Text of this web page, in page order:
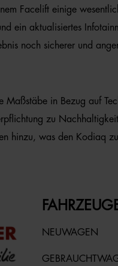
Facelift einige
ein aktualisiertes
noch sicherer und
Maßstäbe in Bezug auf
zu
hinzu, was den Kodiaq
NEUWAGEN